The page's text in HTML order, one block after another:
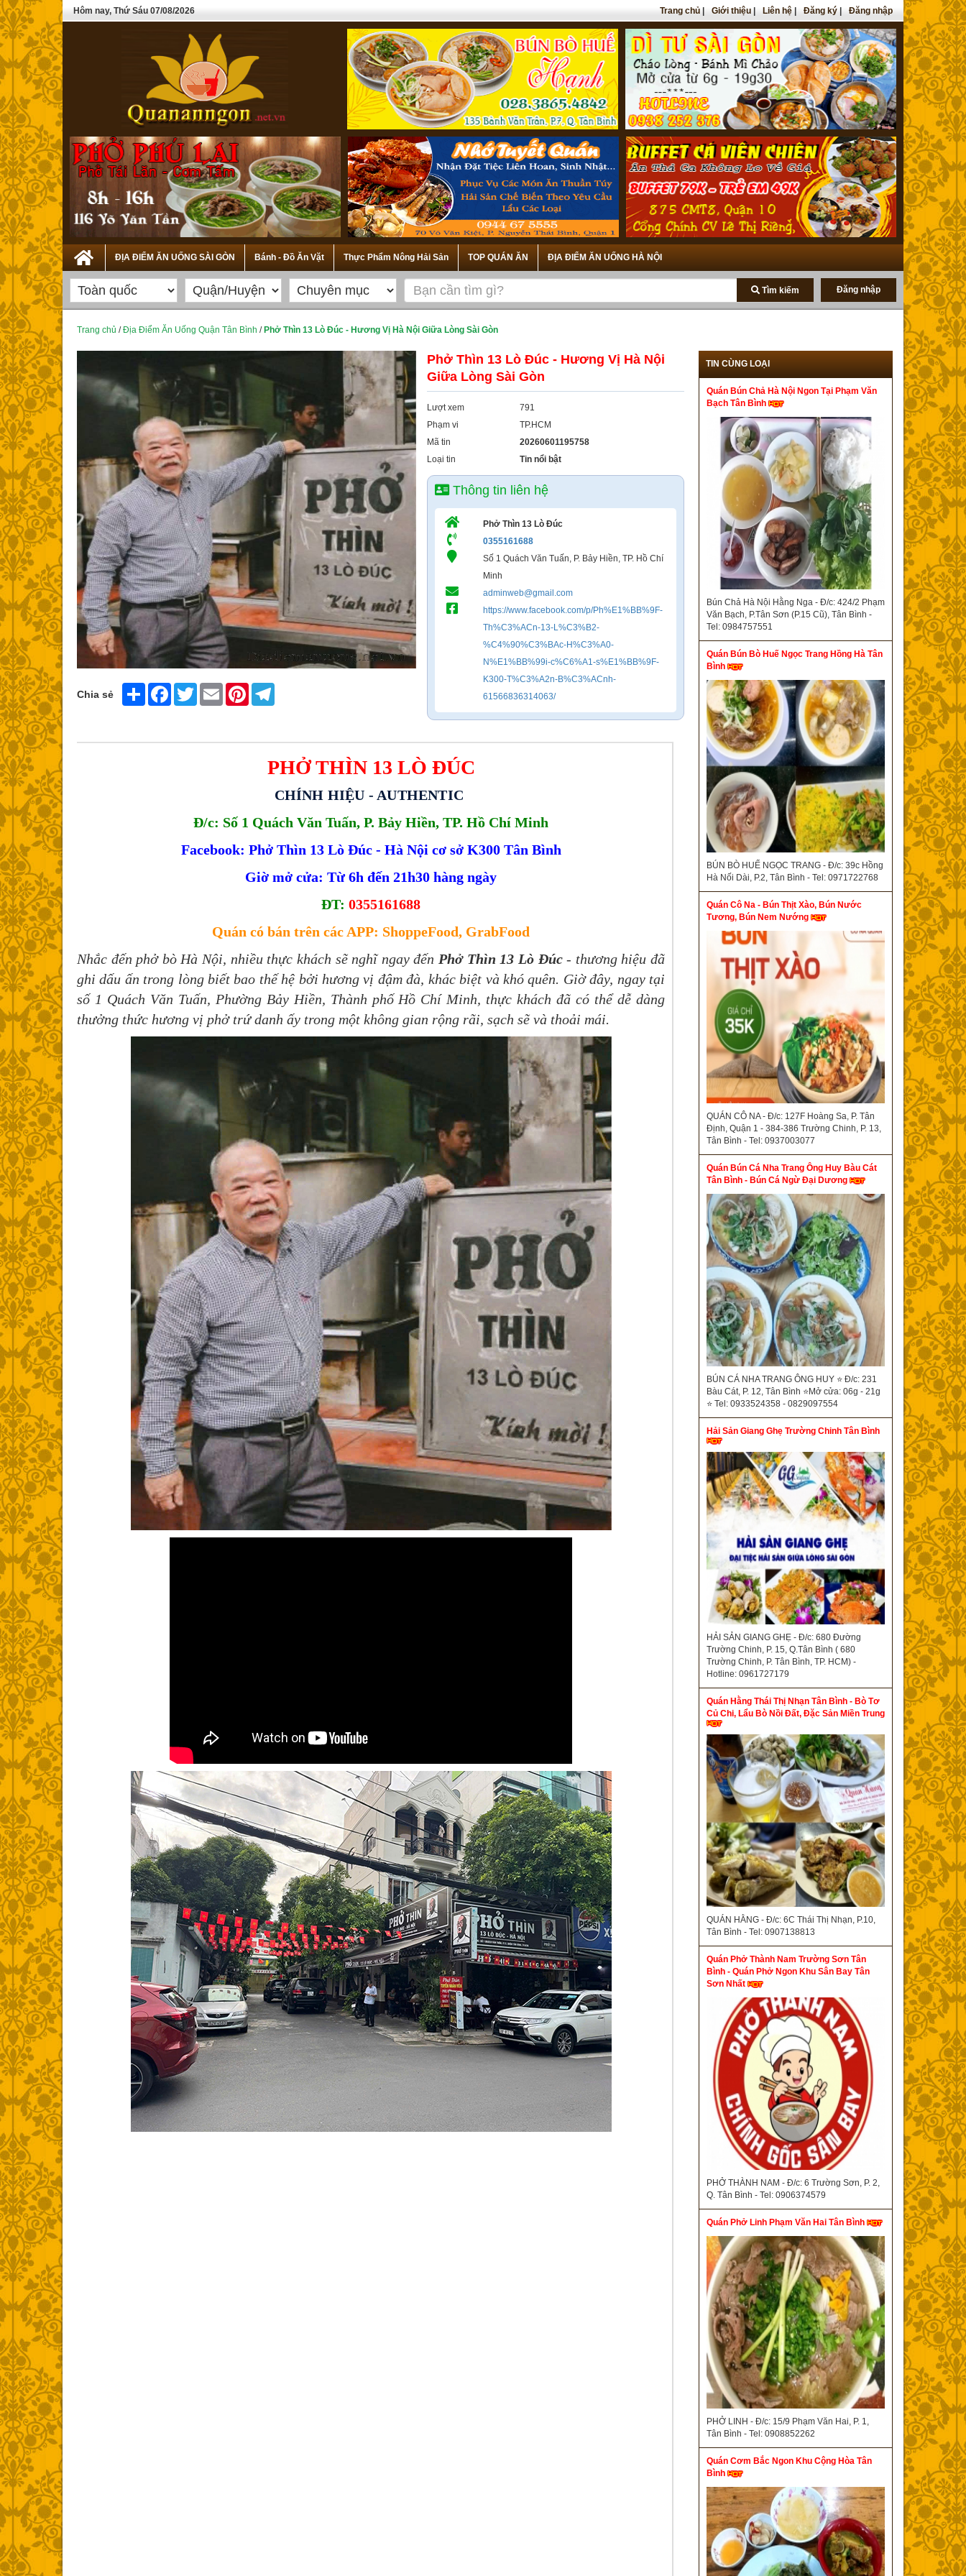
Hôm nay, Thứ Sáu 07/08/2026 Trang chủ Giới thiệu Liên hệ Đăng ký Đăng nhập
ĐỊA ĐIỂM ĂN UỐNG SÀI GÒN Bánh - Đồ Ăn Vặt Thực Phẩm Nông Hải Sản TOP QUÁN ĂN ĐỊA ĐIỂM ĂN UỐNG HÀ NỘI
Tìm kiếm Đăng nhập
Trang chủ /Địa Điểm Ăn Uống Quận Tân Bình / Phở Thìn 13 Lò Đúc - Hương Vị Hà Nội Giữa Lòng Sài Gòn
Chia sẻ Share FacebookTwitter Email Pinterest
Phở Thìn 13 Lò Đúc - Hương Vị Hà Nội
Giữa Lòng Sài Gòn
Lượt xem
791
Phạm vi
TP.HCM
Mã tin
20260601195758
Loại tin
Tin nổi bật
Thông tin liên hệ
Phở Thìn 13 Lò Đúc
0355161688
Số 1 Quách Văn Tuấn, P. Bảy Hiền, TP. Hồ Chí
Minh
adminweb@gmail.com
https://www.facebook.com/p/Ph%E1%BB%9F-
Th%C3%ACn-13-L%C3%B2-
%C4%90%C3%BAc-H%C3%A0-
N%E1%BB%99i-c%C6%A1-s%E1%BB%9F-
K300-T%C3%A2n-B%C3%ACnh-
61566836314063/
PHỞ THÌN 13 LÒ ĐÚC
CHÍNH HIỆU - AUTHENTIC
Đ/c: Số 1 Quách Văn Tuấn, P. Bảy Hiền, TP. Hồ Chí Minh
Facebook: Phở Thìn 13 Lò Đúc - Hà Nội cơ sở K300 Tân Bình
Giờ mở cửa: Từ 6h đến 21h30 hàng ngày
ĐT: 0355161688
Quán có bán trên các APP: ShoppeFood, GrabFood
Nhắc đến phở bò Hà Nội, nhiều thực khách sẽ nghĩ ngay đến Phở Thìn 13 Lò Đúc- thương hiệu đã
ghi dấu ấn trong lòng biết bao thế hệ bởi hương vị đậm đà, khác biệt và khó quên. Giờ đây, ngay tại
số 1 Quách Văn Tuấn, Phường Bảy Hiền, Thành phố Hồ Chí Minh, thực khách đã có thể dễ dàng
thưởng thức hương vị phở trứ danh ấy trong một không gian rộng rãi, sạch sẽ và thoải mái.
TIN CÙNG LOẠI
Quán Bún Chả Hà Nội Ngon Tại Phạm Văn
Bạch Tân Bình
Bún Chả Hà Nội Hằng Nga - Đ/c: 424/2 Phạm
Văn Bạch, P.Tân Sơn (P.15 Cũ), Tân Bình -
Tel: 0984757551
Quán Bún Bò Huế Ngọc Trang Hồng Hà Tân
Bình
BÚN BÒ HUẾ NGỌC TRANG - Đ/c: 39c Hồng
Hà Nối Dài, P.2, Tân Bình - Tel: 0971722768
Quán Cô Na - Bún Thịt Xào, Bún Nước
Tương, Bún Nem Nướng
QUÁN CÔ NA - Đ/c: 127F Hoàng Sa, P. Tân
Định, Quận 1 - 384-386 Trường Chinh, P. 13,
Tân Bình - Tel: 0937003077
Quán Bún Cá Nha Trang Ông Huy Bàu Cát
Tân Bình - Bún Cá Ngừ Đại Dương
BÚN CÁ NHA TRANG ÔNG HUY ⭐ Đ/c: 231
Bàu Cát, P. 12, Tân Bình ⭐Mở cửa: 06g - 21g
⭐ Tel: 0933524358 - 0829097554
Hải Sản Giang Ghẹ Trường Chinh Tân Bình
HẢI SẢN GIANG GHẸ - Đ/c: 680 Đường
Trường Chinh, P. 15, Q.Tân Bình ( 680
Trường Chinh, P. Tân Bình, TP. HCM) -
Hotline: 0961727179
Quán Hằng Thái Thị Nhạn Tân Bình - Bò Tơ
Củ Chi, Lẩu Bò Nồi Đất, Đặc Sản Miền Trung
QUÁN HẰNG - Đ/c: 6C Thái Thị Nhạn, P.10,
Tân Bình - Tel: 0907138813
Quán Phở Thành Nam Trường Sơn Tân
Bình - Quán Phở Ngon Khu Sân Bay Tân
Sơn Nhất
PHỞ THÀNH NAM - Đ/c: 6 Trường Sơn, P. 2,
Q. Tân Bình - Tel: 0906374579
Quán Phở Linh Phạm Văn Hai Tân Bình
PHỞ LINH - Đ/c: 15/9 Phạm Văn Hai, P. 1,
Tân Bình - Tel: 0908852262
Quán Cơm Bắc Ngon Khu Cộng Hòa Tân
Bình